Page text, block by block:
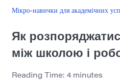
характеру. Це природна
Мікро-навички для академічних
Як
між школою і
Reading Time: 4 minutes